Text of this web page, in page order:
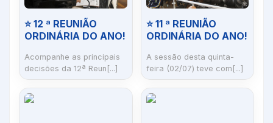
⭐ 12 ª REUNIÃO
ORDINÁRIA DO ANO!
Acompanhe as principais
decisões da 12ª Reun[...]
⭐ 11 ª REUNIÃO
ORDINÁRIA DO ANO!
A sessão desta quinta-
feira (02/07) teve com[...]